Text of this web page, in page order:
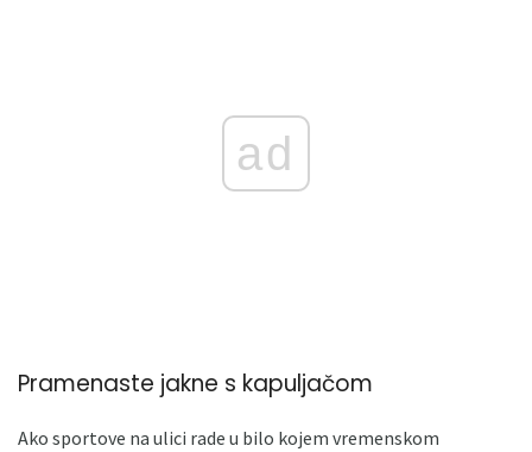
ad
Pramenaste jakne s kapuljačom
Ako sportove na ulici rade u bilo kojem vremenskom